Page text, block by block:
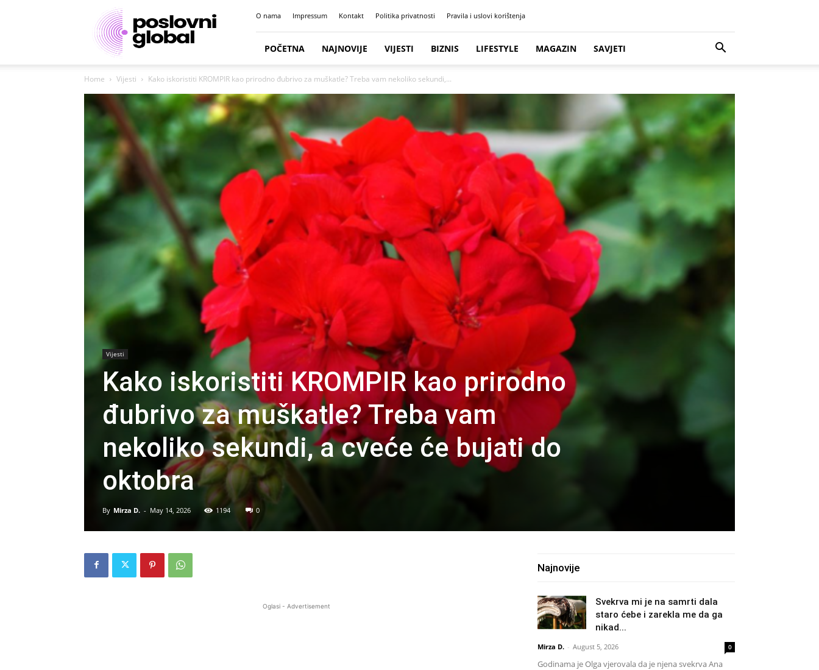
Poslovni
portal
O nama Impressum Kontakt Politika privatnosti Pravila i uslovi korištenja
POČETNA NAJNOVIJE VIJESTI BIZNIS LIFESTYLE MAGAZIN SAVJETI
Home Vijesti Kako iskoristiti KROMPIR kao prirodno đubrivo za muškatle? Treba vam nekoliko sekundi,...
Vijesti
Kako iskoristiti KROMPIR kao prirodno
đubrivo za muškatle? Treba vam
nekoliko sekundi, a cveće će bujati do
oktobra
By Mirza D. - May 14, 2026 1194 0
Oglasi - Advertisement
Najnovije
Svekrva mi je na samrti dala
staro ćebe i zarekla me da ga
nikad...
Mirza D. - August 5, 2026 0
Godinama je Olga vjerovala da je njena svekrva Ana